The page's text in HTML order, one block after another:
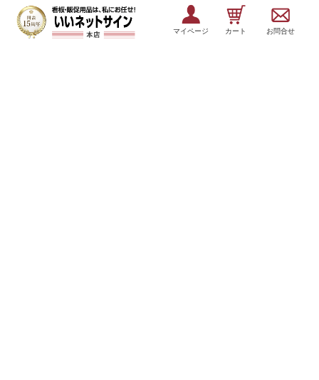
マイページ カート お問合せ